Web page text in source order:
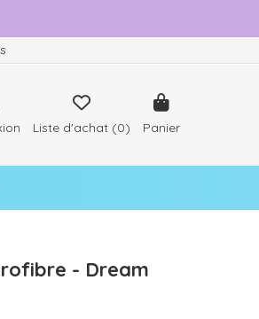
Liste d'achat (0) Panier
- Dream